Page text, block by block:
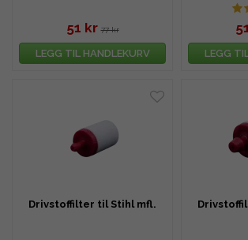
51 kr 77 kr
LEGG TIL HANDLEKURV LEGG
Drivstoffilter til Stihl mfl.